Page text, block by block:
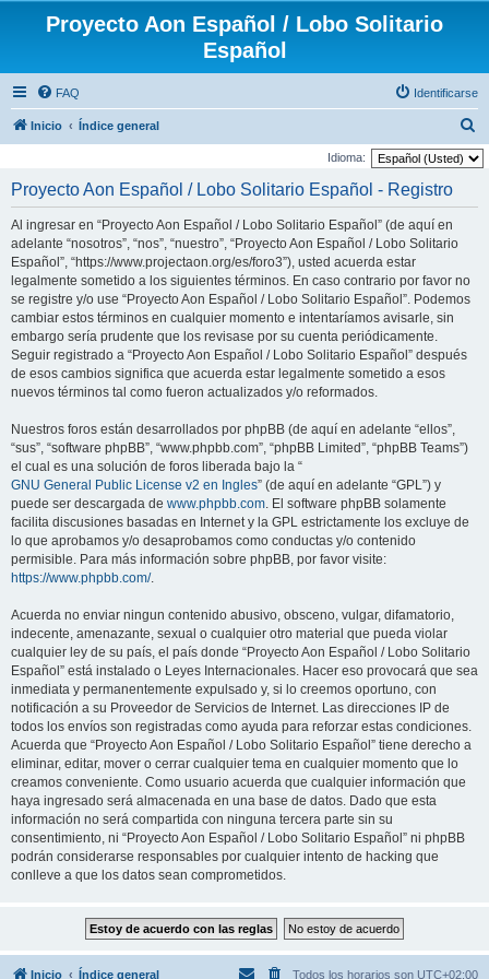
Proyecto Aon Español / Lobo Solitario
Español
FAQ Identificarse
Inicio Índice general
u
Idioma:
Proyecto Aon Español / Lobo Solitario Español - Registro
Al ingresar en “Proyecto Aon Español / Lobo Solitario Español” (de aquí en
adelante “nosotros”, “nos”, “nuestro”, “Proyecto Aon Español / Lobo Solitario
Español”, “https://www.projectaon.org/es/foro3”), usted acuerda estar
legalmente sometido a los siguientes términos. En caso contrario por favor no
se registre y/o use “Proyecto Aon Español / Lobo Solitario Español”. Podemos
cambiar estos términos en cualquier momento e intentaríamos avisarle, sin
embargo sería prudente que los revisase por su cuenta periódicamente.
Seguir registrado a “Proyecto Aon Español / Lobo Solitario Español” después
de esos cambios significa que acuerda estar legalmente sometido a esos
nuevos términos tal como fueron actualizados y/o reformados.
Nuestros foros están desarrollados por phpBB (de aquí en adelante “ellos”,
“sus”, “software phpBB”, “www.phpbb.com”, “phpBB Limited”, “phpBB Teams”)
el cual es una solución de foros liberada bajo la “
GNU General Public License v2 en Ingles” (de aquí en adelante “GPL”) y
puede ser descargada de www.phpbb.com. El software phpBB solamente
facilita discusiones basadas en Internet y la GPL estrictamente los excluye de
lo que aprobamos y/o desaprobamos como conductas y/o contenido
permisible. Para más información sobre phpBB, por favor visite:
https://www.phpbb.com/.
Acuerda no enviar ningun contenido abusivo, obsceno, vulgar, difamatorio,
indecente, amenazante, sexual o cualquier otro material que pueda violar
cualquier ley de su país, el país donde “Proyecto Aon Español / Lobo Solitario
Español” está instalado o Leyes Internacionales. Hacer eso provocará que sea
inmediata y permanentemente expulsado y, si lo creemos oportuno, con
notificación a su Proveedor de Servicios de Internet. Las direcciones IP de
todos los envíos son registradas como ayuda para reforzar estas condiciones.
Acuerda que “Proyecto Aon Español / Lobo Solitario Español” tiene derecho a
eliminar, editar, mover o cerrar cualquier tema en cualquier momento que lo
creamos conveniente. Como usuario acuerda que cualquier información que
haya ingresado será almacenada en una base de datos. Dado que esta
información no será compartida con ninguna tercera parte sin su
consentimiento, ni “Proyecto Aon Español / Lobo Solitario Español” ni phpBB
podrán considerarse responsables por cualquier intento de hacking que
conlleve a que los datos sean comprometidos.
Inicio Índice general Todos los horarios son UTC+02:00